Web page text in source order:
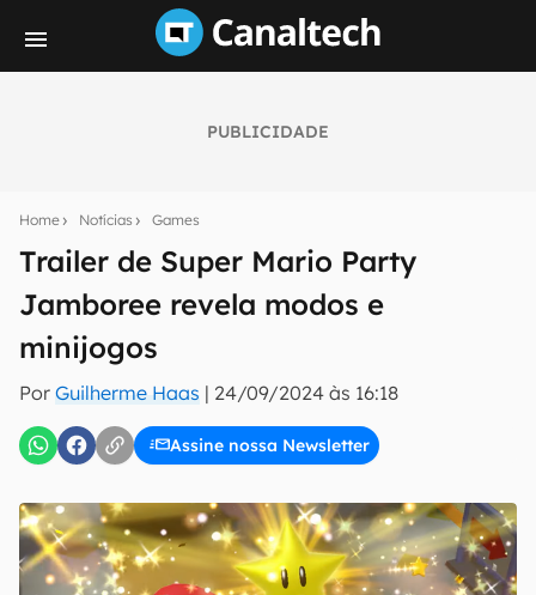
PUBLICIDADE
Home Notícias Games
Trailer de Super Mario Party
Jamboree revela modos e
minijogos
Por Guilherme Haas | 24/09/2024 às 16:18
Assine nossa Newsletter
notícias e reviews sobre tecnologia em primeira
mão.
E-mail
inscreva-se
Uso e Política de Privacidade do Canaltech.